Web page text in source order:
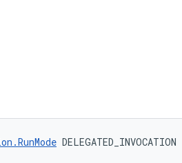
DELEGATED_INVOCATION